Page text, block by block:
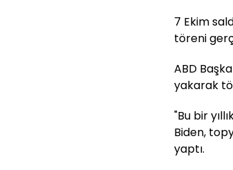
7 Ekim
töreni
ABD
yakarak
"Bu bir
Biden,
yaptı.